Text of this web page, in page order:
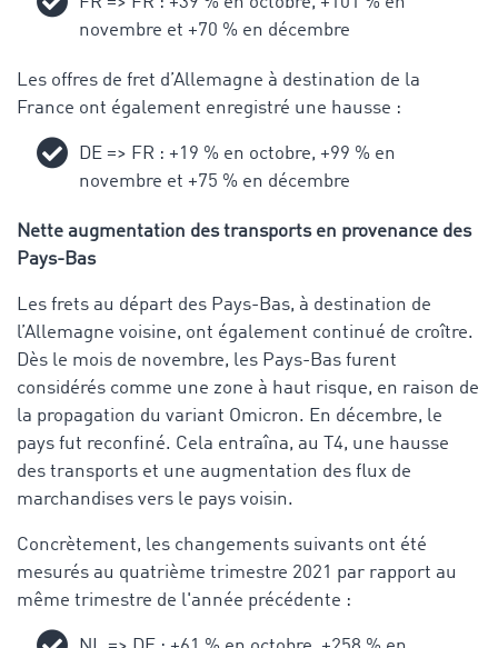
novembre et +70 % en décembre
Les offres de fret d’Allemagne à destination de la
France ont également enregistré une hausse :
DE => FR : +19 % en octobre, +99 % en
novembre et +75 % en décembre
Nette augmentation des transports en provenance des
Pays-Bas
Les frets au départ des Pays-Bas, à destination de
l’Allemagne voisine, ont également continué de croître.
Dès le mois de novembre, les Pays-Bas furent
considérés comme une zone à haut risque, en raison de
la propagation du variant Omicron. En décembre, le
pays fut reconfiné. Cela entraîna, au T4, une hausse
des transports et une augmentation des flux de
marchandises vers le pays voisin.
Concrètement, les changements suivants ont été
mesurés au quatrième trimestre 2021 par rapport au
même trimestre de l'année précédente :